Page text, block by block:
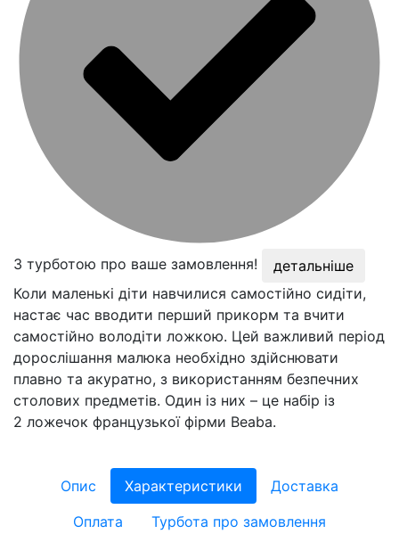
З турботою про ваше замовлення!
детальніше
Коли маленькі діти навчилися самостійно сидіти,
настає час вводити перший прикорм та вчити
самостійно володіти ложкою. Цей важливий період
дорослішання малюка необхідно здійснювати
плавно та акуратно, з використанням безпечних
столових предметів. Один із них – це набір із
2 ложечок французької фірми Beaba.
Опис Характеристики
Доставка
Оплата
Турбота про замовлення